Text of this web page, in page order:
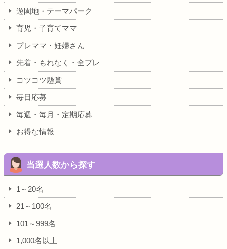
遊園地・テーマパーク
育児・子育てママ
プレママ・妊婦さん
先着・もれなく・全プレ
コツコツ懸賞
毎日応募
毎週・毎月・定期応募
お得な情報
当選人数から探す
1～20名
21～100名
101～999名
1,000名以上